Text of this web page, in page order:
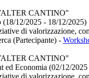
CANTINO"
12/2025 - 18/12/2025)
di valorizzazione,
(Partecipante) -
CANTINO"
ed Economia (02/12/